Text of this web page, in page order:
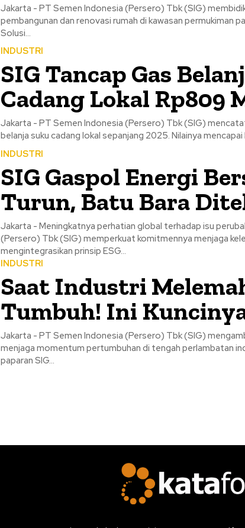
Jakarta - PT Semen Indonesia (Persero) Tbk (SIG)
pembangunan dan renovasi rumah di kawasan permukiman
Solusi...
INDUSTRI
SIG Tancap Gas
Cadang Lokal Rp809
Jakarta - PT Semen Indonesia (Persero) Tbk (SIG)
belanja suku cadang lokal sepanjang 2025. Nilainya
INDUSTRI
SIG Gaspol Energi
Turun, Batu Bara
Jakarta - Meningkatnya perhatian global terhadap isu
(Persero) Tbk (SIG) memperkuat komitmennya menjaga
mengintegrasikan prinsip ESG...
INDUSTRI
Saat Industri
Tumbuh! Ini
Jakarta - PT Semen Indonesia (Persero) Tbk (SIG)
menjaga momentum pertumbuhan di tengah perlambatan
paparan SIG...